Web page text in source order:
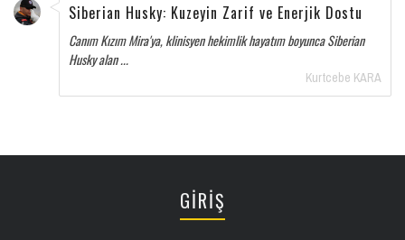
Siberian Husky: Kuzeyin Zarif ve Enerjik Dostu
Canım Kızım Mira'ya, klinisyen hekimlik hayatım boyunca Siberian
Husky alan ...
Kurtcebe KARA
GİRİŞ